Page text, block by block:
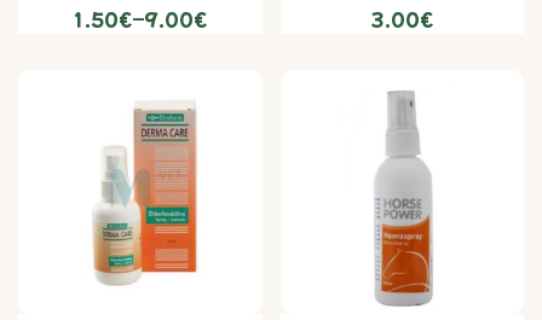
1.50€–9.00€ 3.00€